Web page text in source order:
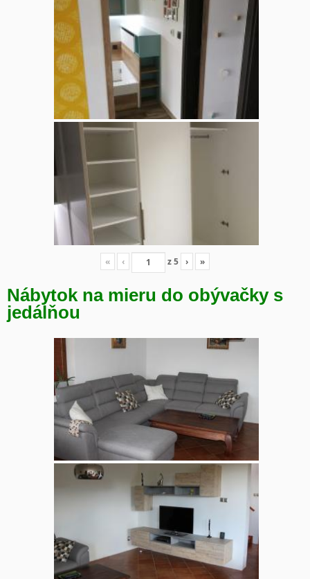
« ‹ z5 › »
Nábytok na mieru do obývačky s
jedálňou